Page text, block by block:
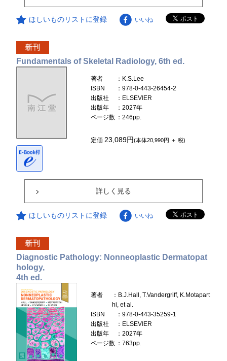
ほしいものリストに登録 いいね
Fundamentals of Skeletal Radiology, 6th ed.
著者
：K.S.Lee
ISBN
：978-0-443-26454-2
出版社
：ELSEVIER
出版年
：2027年
ページ数 ：246pp.
定価23,089円(本体20,990円 ＋ 税)
詳しく見る
ほしいものリストに登録 いいね
Diagnostic Pathology: Nonneoplastic Dermatopat
hology,
4th ed.
著者
：B.J.Hall, T.Vandergriff, K.Motapart
hi, et al.
ISBN
：978-0-443-35259-1
出版社
：ELSEVIER
出版年
：2027年
ページ数 ：763pp.